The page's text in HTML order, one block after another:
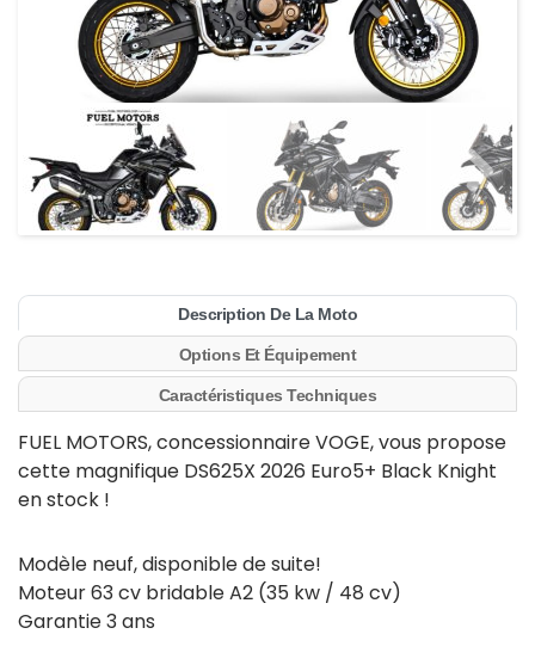
Description De La Moto
Options Et Équipement
Caractéristiques Techniques
FUEL MOTORS, concessionnaire VOGE, vous propose
cette magnifique DS625X 2026 Euro5+ Black Knight
en stock !
Modèle neuf, disponible de suite!
Moteur 63 cv bridable A2 (35 kw / 48 cv)
Garantie 3 ans